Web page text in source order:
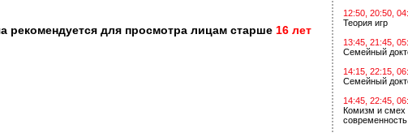
рекомендуется для просмотра лицам старше 16 лет
12:50, 20:50,
Теория игр
13:45, 21:45,
Семейный
14:15, 22:15,
Семейный
14:45, 22:45,
Комизм и смех
современность